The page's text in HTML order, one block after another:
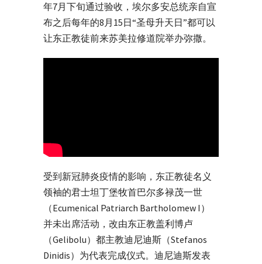
年7月下旬通过验收，埃尔多安总统亲自宣
布之后每年的8月15日“圣母升天日”都可以
让东正教徒前来苏美拉修道院举办弥撒。
受到新冠肺炎疫情的影响，东正教徒名义
领袖的君士坦丁堡牧首巴尔多禄茂一世
（Ecumenical Patriarch Bartholomew I）
并未出席活动，改由东正教盖利博卢
（Gelibolu）都主教迪尼迪斯（Stefanos
Dinidis）为代表完成仪式。迪尼迪斯发表